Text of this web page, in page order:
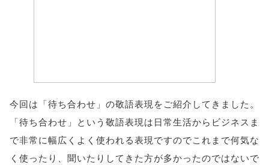
今回は「待ち合わせ」の敬語表現をご紹介してきました。
「待ち合わせ」という敬語表現は日常生活からビジネスま
で非常に幅広くよく使われる表現ですのでこれまで何気な
く使ったり、聞いたりしてきた方が多かったのではないで